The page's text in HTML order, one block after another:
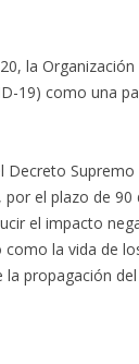
la
19) como una
Decreto Supremo
el plazo de
el impacto
la vida de
propagación